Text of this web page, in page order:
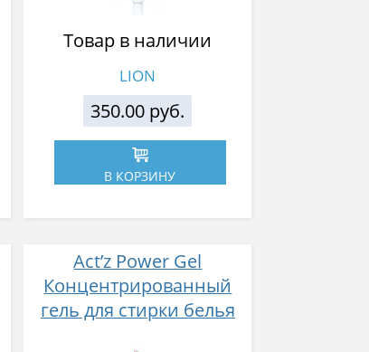
Товар в наличии
LION
350.00 руб.
В КОРЗИНУ
Act’z Power Gel
Концентрированный
гель для стирки белья